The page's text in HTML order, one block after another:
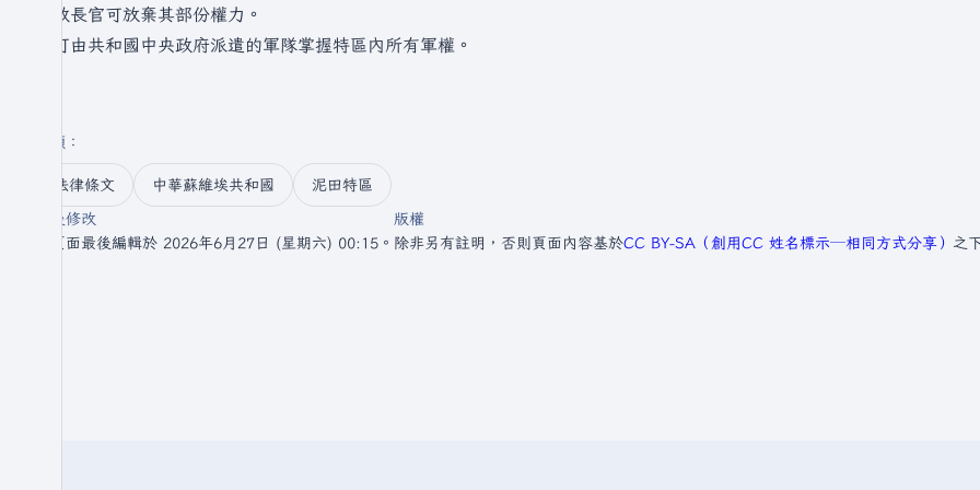
行政長官可放棄其部份權力。
只可由共和國中央政府派遣的軍隊掌握特區內所有軍權。
分類 ：​
法律條文 中華蘇維埃共和國
泥田特區
最後修改
此頁面最後編輯於 2026年6月27日 (星期六) 00:15。
版權
除非另有註明，否則頁面內容基於CC BY-SA（創用CC 姓名標示─相同方式分享） 之